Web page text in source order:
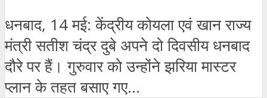
धनबाद, 14 मई: केंद्रीय कोयला एवं खान राज्य
मंत्री सतीश चंद्र दुबे अपने दो दिवसीय धनबाद
दौरे पर हैं। गुरुवार को उन्होंने झरिया मास्टर
प्लान के तहत बसाए गए...